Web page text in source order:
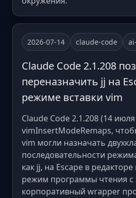
2026-07-14 claude-code
Claude Code 2.1.208
переназначить jj на
режиме вставки vim
Claude Code 2.1.208 (14
vimInsertModeRemaps,
vim могли назначать
последовательности
как jj, на Escape в
режим программы чтения с
корпоративный wrapper